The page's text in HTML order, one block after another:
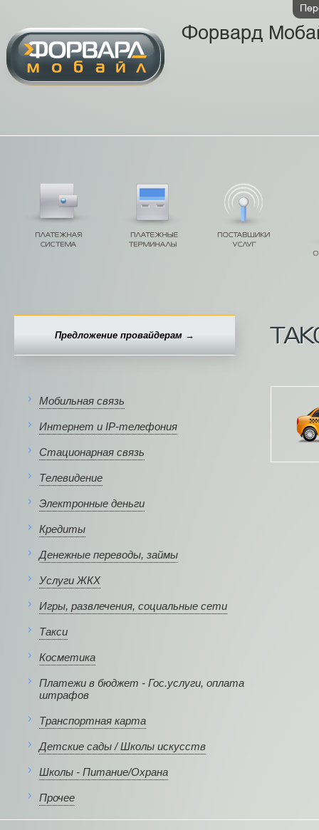
Форвард
Предложение провайдерам →
Мобильная связь
Интернет и IP-телефония
Стационарная связь
Телевидение
Электронные деньги
Кредиты
Денежные переводы, займы
Услуги ЖКХ
Игры, развлечения, социальные сети
Такси
Косметика
Платежи в бюджет - Гос.услуги, оплата
штрафов
Транспортная карта
Детские сады / Школы искусств
Школы - Питание/Охрана
Прочее